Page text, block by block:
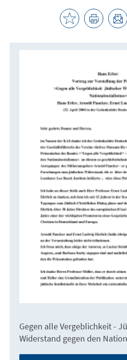
Gegen alle Vergeblichkeit -
Widerstand gegen den